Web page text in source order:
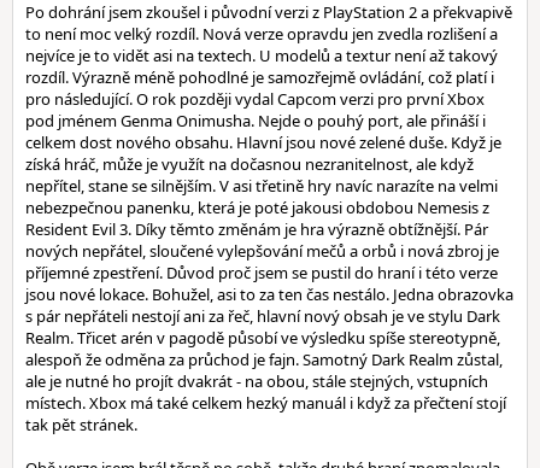
Po dohrání jsem zkoušel i původní verzi z PlayStation 2 a překvapivě
to není moc velký rozdíl. Nová verze opravdu jen zvedla rozlišení a
nejvíce je to vidět asi na textech. U modelů a textur není až takový
rozdíl. Výrazně méně pohodlné je samozřejmě ovládání, což platí i
pro následující. O rok později vydal Capcom verzi pro první Xbox
pod jménem Genma Onimusha. Nejde o pouhý port, ale přináší i
celkem dost nového obsahu. Hlavní jsou nové zelené duše. Když je
získá hráč, může je využít na dočasnou nezranitelnost, ale když
nepřítel, stane se silnějším. V asi třetině hry navíc narazíte na velmi
nebezpečnou panenku, která je poté jakousi obdobou Nemesis z
Resident Evil 3. Díky těmto změnám je hra výrazně obtížnější. Pár
nových nepřátel, sloučené vylepšování mečů a orbů i nová zbroj je
příjemné zpestření. Důvod proč jsem se pustil do hraní i této verze
jsou nové lokace. Bohužel, asi to za ten čas nestálo. Jedna obrazovka
s pár nepřáteli nestojí ani za řeč, hlavní nový obsah je ve stylu Dark
Realm. Třicet arén v pagodě působí ve výsledku spíše stereotypně,
alespoň že odměna za průchod je fajn. Samotný Dark Realm zůstal,
ale je nutné ho projít dvakrát - na obou, stále stejných, vstupních
místech. Xbox má také celkem hezký manuál i když za přečtení stojí
tak pět stránek.